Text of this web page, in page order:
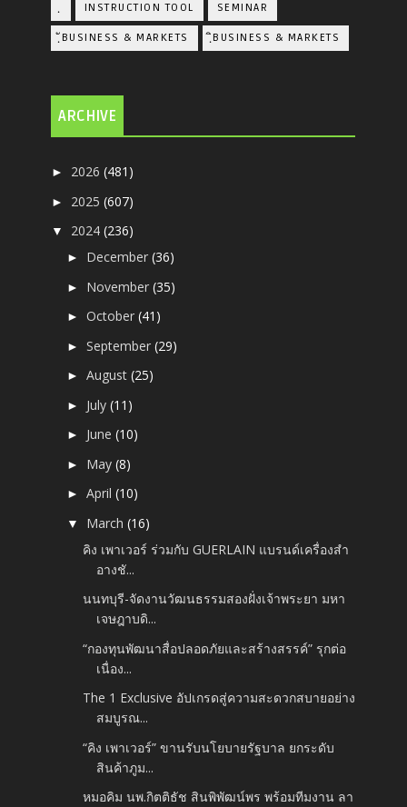
INSTRUCTION TOOL SEMINAR
ฺัBUSINESS & MARKETS ฺิBUSINESS & MARKETS
ARCHIVE
► 2026(481)
► 2025(607)
▼ 2024(236)
► December(36)
► November(35)
►October(41)
►September(29)
►August(25)
► July(11)
► June(10)
► May(8)
►April(10)
▼ March(16)
คิง เพาเวอร์ ร่วมกับ GUERLAIN แบรนด์เครื่องสำ
อางชั...
นนทบุรี-จัดงานวัฒนธรรมสองฝั่งเจ้าพระยา มหา
เจษฎาบดิ...
“กองทุนพัฒนาสื่อปลอดภัยและสร้างสรรค์” รุกต่อ
เนื่อง...
The 1 Exclusive อัปเกรดสู่ความสะดวกสบายอย่าง
สมบูรณ...
“คิง เพาเวอร์” ขานรับนโยบายรัฐบาล ยกระดับ
สินค้าภูม...
หมอคิม นพ.กิตติธัช สินพิพัฒน์พร พร้อมทีมงาน ลา